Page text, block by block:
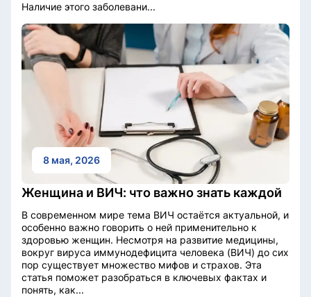
Наличие этого заболевани...
8 мая, 2026
Женщина и ВИЧ: что важно знать каждой
В современном мире тема ВИЧ остаётся актуальной, и
особенно важно говорить о ней применительно к
здоровью женщин. Несмотря на развитие медицины,
вокруг вируса иммунодефицита человека (ВИЧ) до сих
пор существует множество мифов и страхов. Эта
статья поможет разобраться в ключевых фактах и
понять, как...